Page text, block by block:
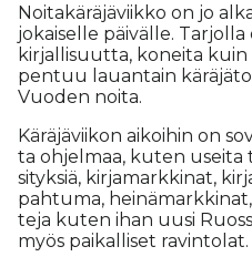
Noi­ta­kä­rä­jä­viik­ko on jo
jo­kai­sel­le päi­väl­le.
kir­jal­li­suut­ta, ko­nei­ta
pen­tuu lau­an­tain
Vuo­den noi­ta.
Kä­rä­jä­vii­kon ai­koi­hin on
ta oh­jel­maa, ku­ten
si­tyk­siä, kir­ja­mark­ki­nat,
pah­tu­ma,
te­ja ku­ten ihan uu­si
myös pai­kal­li­set ra­vin­to­lat.